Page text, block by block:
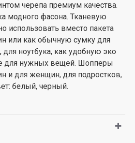
черепа премиум качества.
модного фасона. Тканевую
использовать вместо пакета
или как обычную сумку для
ноутбука, как удобную эко
для нужных вещей. Шопперы
и для женщин, для подростков,
белый, черный.